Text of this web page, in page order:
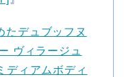
たデュブッフヌ
ヴィラージュ
ディアムボディ